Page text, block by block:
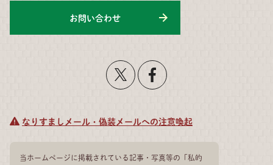
お問い合わせ
なりすましメール・偽装メールへの注意喚起
当ホームページに掲載されている記事・写真等の「私的